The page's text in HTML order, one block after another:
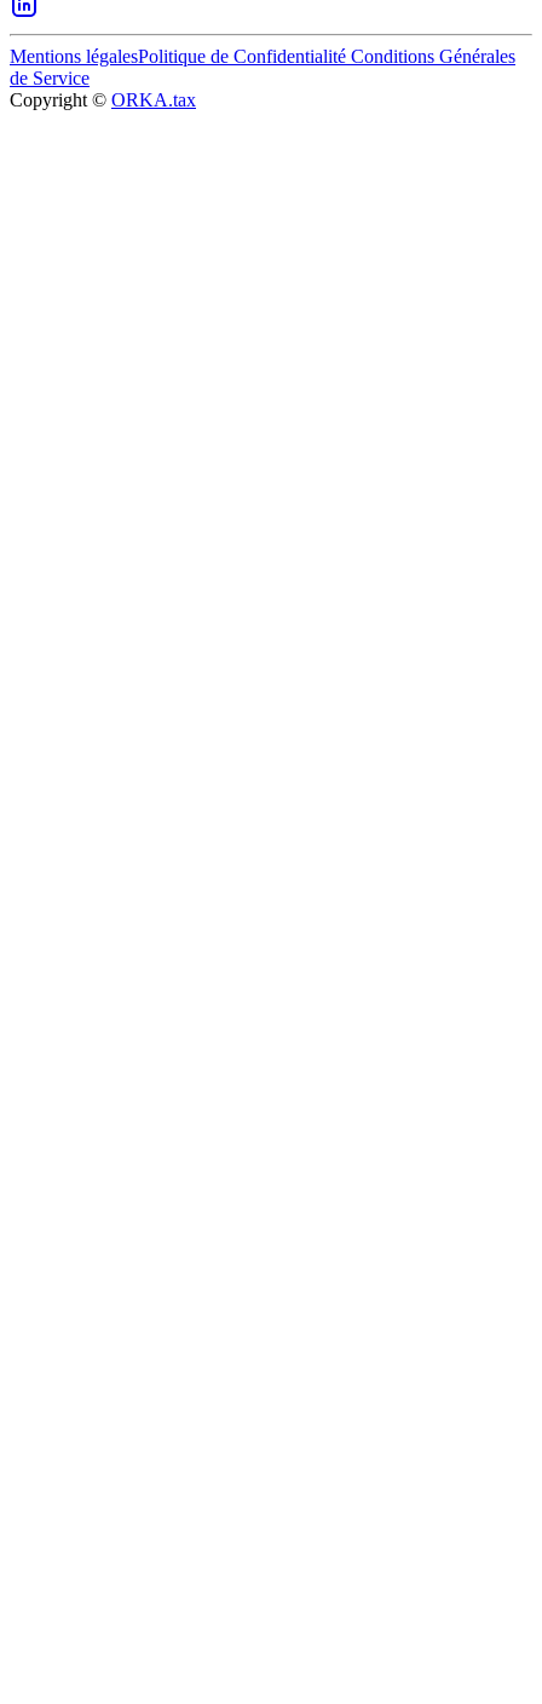
Mentions légalesPolitique de Confidentialité Conditions Générales
de Service
Copyright © ORKA.tax